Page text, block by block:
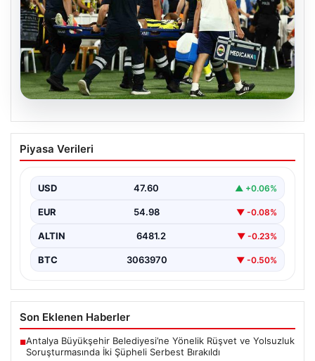
05.08.2026
Fenerbahçe’de Sturm Graz maçında
Oosterwolde’den kahreden haber!
Piyasa Verileri
USD 47.60 ▲ +0.06%
EUR 54.98 ▼ -0.08%
ALTIN 6481.2 ▼ -0.23%
BTC 3063970 ▼ -0.50%
Son Eklenen Haberler
■Antalya Büyükşehir Belediyesi’ne Yönelik Rüşvet ve Yolsuzluk
Soruşturmasında İki Şüpheli Serbest Bırakıldı